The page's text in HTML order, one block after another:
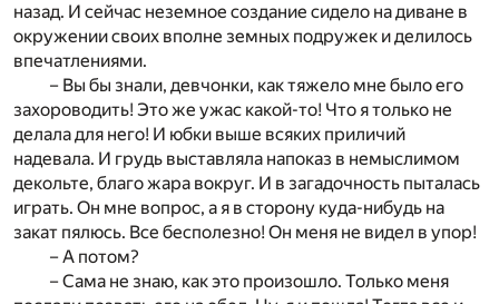
назад. И сейчас неземное создание сидело на диване в
окружении своих вполне земных подружек и делилось
впечатлениями.
– Вы бы знали, девчонки, как тяжело мне было его
захороводить! Это же ужас какой-то! Что я только не
делала для него! И юбки выше всяких приличий
надевала. И грудь выставляла напоказ в немыслимом
декольте, благо жара вокруг. И в загадочность пыталась
играть. Он мне вопрос, а я в сторону куда-нибудь на
закат пялюсь. Все бесполезно! Он меня не видел в упор!
– А потом?
– Сама не знаю, как это произошло. Только меня